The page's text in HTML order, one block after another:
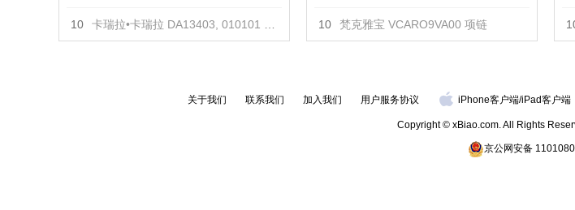
10 卡瑞拉•卡瑞拉 DA13403, 010101 戒指 10 梵克雅宝 VCARO9VA00 项链
关于我们 联系我们 加入我们 用户服务协议 iPhone客户端/iPad客户端
Copyright © xBiao.com. All Rights
京公网安备